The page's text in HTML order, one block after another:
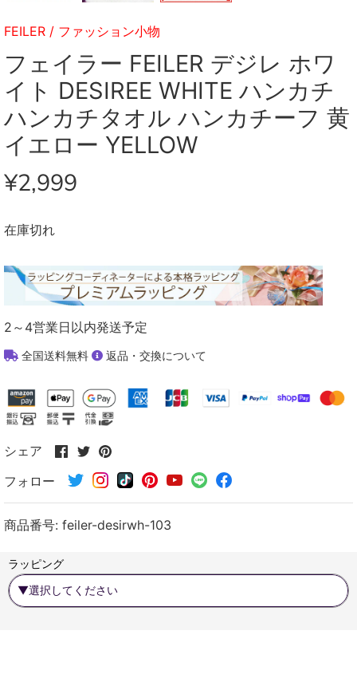
FEILER / ファッション小物
フェイラー FEILER デジレ ホワ
イト DESIREE WHITE ハンカチ
ハンカチタオル ハンカチーフ 黄
イエロー YELLOW
¥2,999
在庫切れ
2～4営業日以内発送予定
全国送料無料 返品・交換について
シェア
Facebook
シ
ェ
ア
す
Twitter
シ
ェ
す
Pinterest
シ
ェ
ア
す
フォロー
商品番号: feiler-desirwh-103
ラッピング